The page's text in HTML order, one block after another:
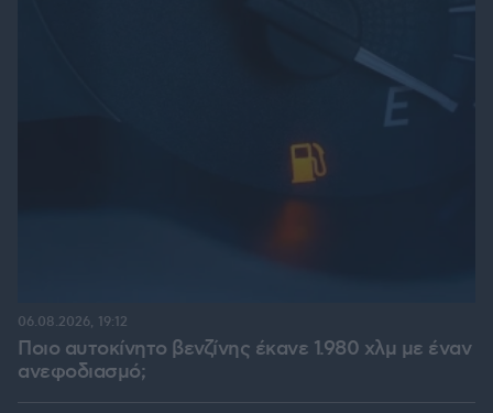
Ποιο αυτοκίνητο βενζίνης έκανε 1.980 χλμ με έναν
ανεφοδιασμό;
06.08.2026, 19:12